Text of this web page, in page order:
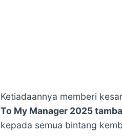
Ketiadaannya memberi
To My Manager 2025
kepada semua bintang